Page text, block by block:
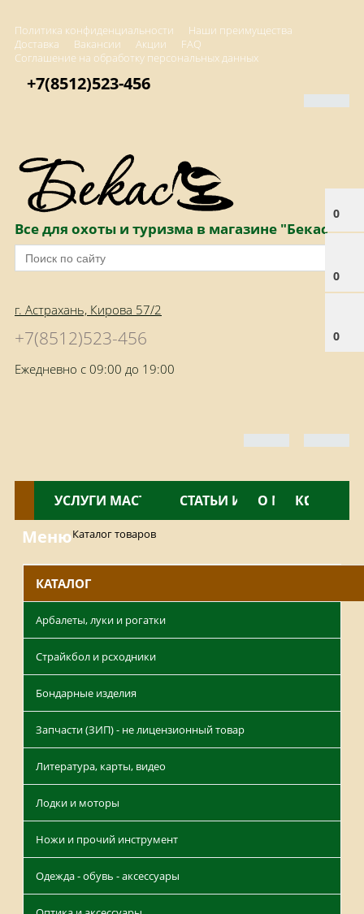
Политика конфиденциальности
Наши преимущества
Доставка
Вакансии Акции
FAQ
Соглашение на обработку персональных данных
0
0
0
+7(8512)523-456
Все для охоты и туризма в магазине "Бекас"
г. Астрахань, Кирова 57/2
+7(8512)523-456
Ежедневно с 09:00 до 19:00
КАТАЛОГ
УСЛУГИ МАСТЕРСКОЙНОВОСТИ
СТАТЬИ И ОБЗОРЫ
О МАГАЗИНЕ
МенюКаталог товаров
КАТАЛОГ
Арбалеты, луки и рогатки
Страйкбол и рсходники
Бондарные изделия
Запчасти (ЗИП) - не лицензионный товар
Литература, карты, видео
Лодки и моторы
Ножи и прочий инструмент
Одежда - обувь - аксессуары